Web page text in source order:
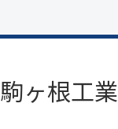
駒ヶ根工業